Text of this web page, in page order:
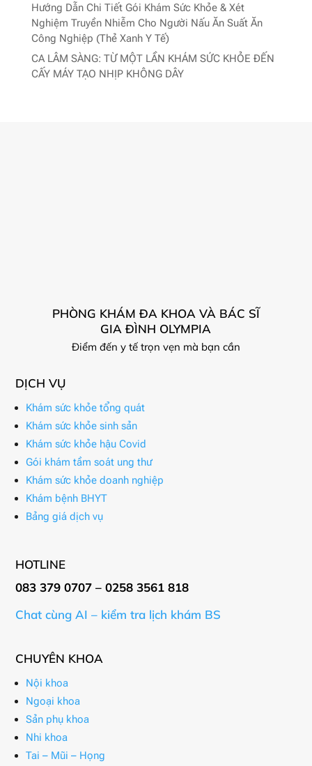
Hướng Dẫn Chi Tiết Gói Khám Sức Khỏe & Xét
Nghiệm Truyền Nhiễm Cho Người Nấu Ăn Suất Ăn
Công Nghiệp (Thẻ Xanh Y Tế)
CA LÂM SÀNG: TỪ MỘT LẦN KHÁM SỨC KHỎE ĐẾN
CẤY MÁY TẠO NHỊP KHÔNG DÂY
PHÒNG KHÁM ĐA KHOA VÀ BÁC SĨ
GIA ĐÌNH OLYMPIA
Điểm đến y tế trọn vẹn mà bạn cần
DỊCH VỤ
Khám sức khỏe tổng quát
Khám sức khỏe sinh sản
Khám sức khỏe hậu Covid
Gói khám tầm soát ung thư
Khám sức khỏe doanh nghiệp
Khám bệnh BHYT
Bảng giá dịch vụ
HOTLINE
083 379 0707 – 0258 3561 818
Chat cùng AI – kiểm tra lịch khám BS
CHUYÊN KHOA
Nội khoa
Ngoại khoa
Sản phụ khoa
Nhi khoa
Tai – Mũi – Họng